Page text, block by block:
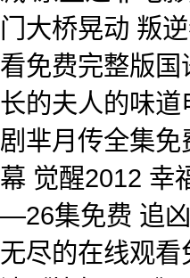
门大桥晃动 叛
看免费完整版
长的夫人的味
剧芈月传全集
幕 觉醒2012 幸
—26集免费 追
无尽的在线观